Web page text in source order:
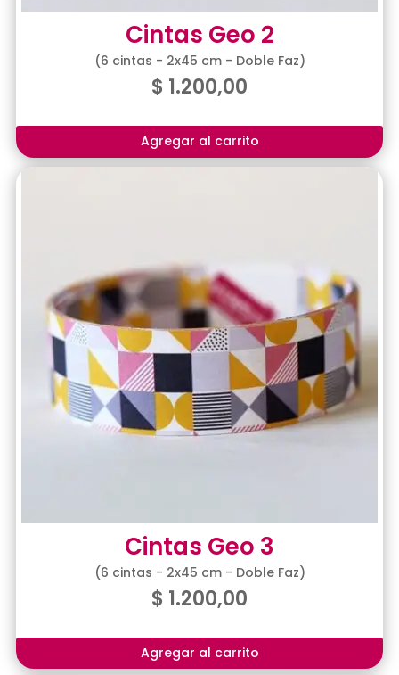
Cintas Geo 2
(6 cintas - 2x45 cm - Doble Faz)
$ 1.200,00
Agregar al carrito
Cintas Geo 3
(6 cintas - 2x45 cm - Doble Faz)
$ 1.200,00
Agregar al carrito